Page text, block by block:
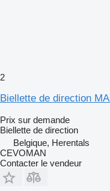
2
Biellette de direction
Prix sur demande
Biellette de direction
Belgique, Herentals
CEVOMAN
Contacter le vendeur